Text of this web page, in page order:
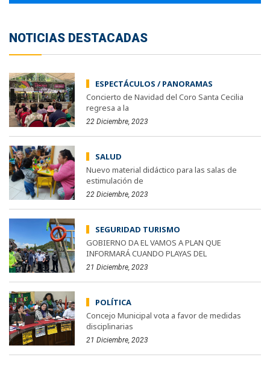
NOTICIAS DESTACADAS
ESPECTÁCULOS / PANORAMAS
Concierto de Navidad del Coro Santa Cecilia
regresa a la
22 Diciembre, 2023
SALUD
Nuevo material didáctico para las salas de
estimulación de
22 Diciembre, 2023
SEGURIDAD TURISMO
GOBIERNO DA EL VAMOS A PLAN QUE
INFORMARÁ CUANDO PLAYAS DEL
21 Diciembre, 2023
POLÍTICA
Concejo Municipal vota a favor de medidas
disciplinarias
21 Diciembre, 2023